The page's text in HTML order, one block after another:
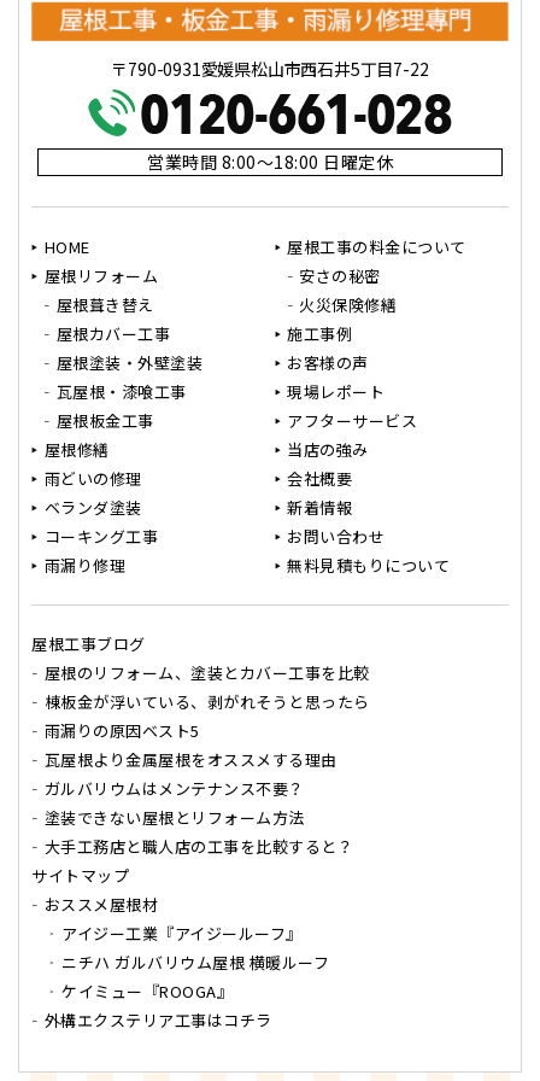
〒790-0931愛媛県松山市西石井5丁目7-22
営業時間 8:00～18:00 日曜定休
HOME
屋根リフォーム
屋根葺き替え
屋根カバー工事
屋根塗装・外壁塗装
瓦屋根・漆喰工事
屋根板金工事
屋根修繕
雨どいの修理
ベランダ塗装
コーキング工事
雨漏り修理
屋根工事の料金について
安さの秘密
火災保険修繕
施工事例
お客様の声
現場レポート
アフターサービス
当店の強み
会社概要
新着情報
お問い合わせ
無料見積もりについて
屋根工事ブログ
屋根のリフォーム、塗装とカバー工事を比較
棟板金が浮いている、剥がれそうと思ったら
雨漏りの原因ベスト5
瓦屋根より金属屋根をオススメする理由
ガルバリウムはメンテナンス不要？
塗装できない屋根とリフォーム方法
大手工務店と職人店の工事を比較すると？
サイトマップ
おススメ屋根材
アイジー工業『アイジールーフ』
ニチハ ガルバリウム屋根 横暖ルーフ
ケイミュー『ROOGA』
外構エクステリア工事はコチラ